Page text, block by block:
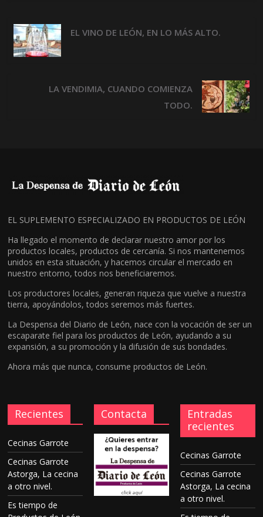
EL VINO DE LEÓN, EN LO MÁS ALTO.
LA VENDIMIA, CUANDO COMIENZA
TODO.
EL SUPLEMENTO ESPECIALIZADO EN PRODUCTOS DE LEÓN
Ha llegado el momento de declarar nuestro amor por los
productos locales, productos de cercanía. Si nos mantenemos
unidos en esta situación, y hacemos circular el mercado en
nuestro entorno, todos nos beneficiaremos.
Los productores locales, generan riqueza que vuelve a nuestra
tierra, apoyándolos, todos seremos más fuertes.
La Despensa del Diario de León, nace con la vocación de ser un
escaparate fiel para los productos de León, ayudando a su
expansión, a su promoción y la difusión de sus bondades.
Ahora más que nunca, consume productos de León.
Recientes
Cecinas Garrote
Cecinas Garrote
Astorga, La cecina
a otro nivel.
Es tiempo de
Contacta
Entradas
recientes
Cecinas Garrote
Cecinas Garrote
Astorga, La cecina
a otro nivel.